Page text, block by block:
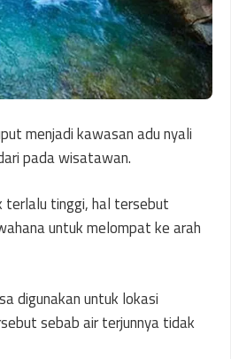
menjadi kawasan adu nyali
pada wisatawan.
terlalu tinggi, hal tersebut
untuk melompat ke arah
digunakan untuk lokasi
sebab air terjunnya tidak